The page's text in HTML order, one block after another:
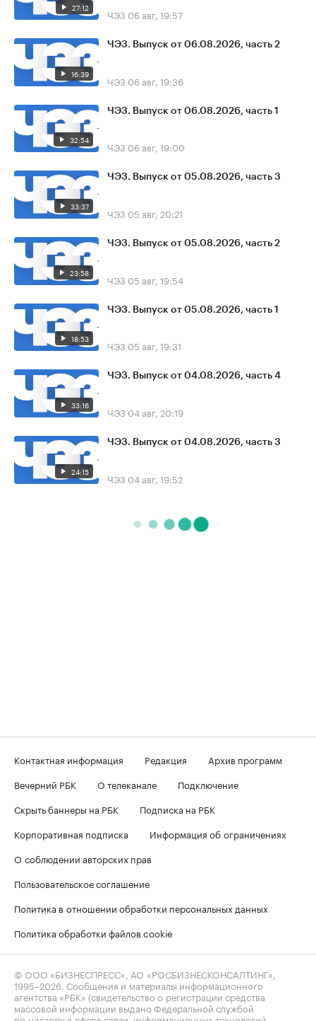
27:12 ЧЭЗ 06 авг, 19:57
16:39
ЧЭЗ. Выпуск от 06.08.2026, часть 2
ЧЭЗ 06 авг, 19:36
32:54
ЧЭЗ. Выпуск от 06.08.2026, часть 1
ЧЭЗ 06 авг, 19:00
33:37
ЧЭЗ. Выпуск от 05.08.2026, часть 3
ЧЭЗ 05 авг, 20:21
23:58
ЧЭЗ. Выпуск от 05.08.2026, часть 2
ЧЭЗ 05 авг, 19:54
18:53
ЧЭЗ. Выпуск от 05.08.2026, часть 1
ЧЭЗ 05 авг, 19:31
33:16
ЧЭЗ. Выпуск от 04.08.2026, часть 4
ЧЭЗ 04 авг, 20:19
24:15
ЧЭЗ. Выпуск от 04.08.2026, часть 3
ЧЭЗ 04 авг, 19:52
Контактная информация Редакция
Архив программ
Вечерний РБК
О телеканале
Подключение
Скрыть баннеры на РБК
Подписка на РБК
Корпоративная подписка
Информация об ограничениях
О соблюдении авторских прав
Пользовательское соглашение
Политика в отношении обработки персональных данных
Политика обработки файлов cookie
© ООО «БИЗНЕСПРЕСС», АО «РОСБИЗНЕСКОНСАЛТИНГ»,
1995–2026 . Сообщения и материалы информационного
агентства «РБК» (свидетельство о регистрации средства
массовой информации выдано Федеральной службой